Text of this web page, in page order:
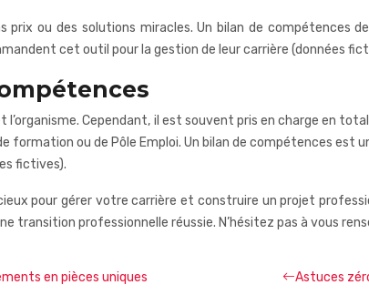
prix ou des solutions miracles. Un bilan de compétences
cet outil pour la gestion de leur carrière (données
l’organisme. Cependant, il est souvent pris en charge en
ou de Pôle Emploi. Un bilan de compétences est
fictives).
pour gérer votre carrière et construire un projet
transition professionnelle réussie. N’hésitez pas à vous
en pièces uniques Astuces